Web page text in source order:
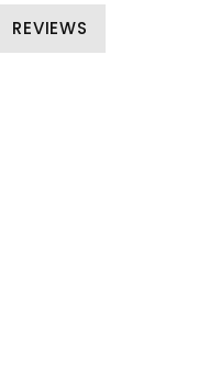
REVIEWS